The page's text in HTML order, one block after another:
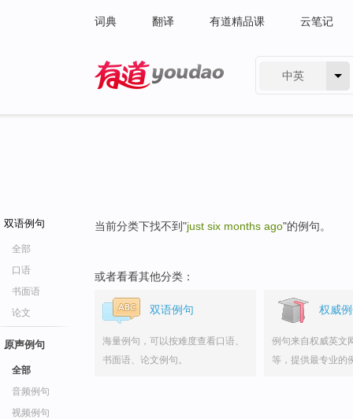
词典 翻译 有道精品课 云笔记
中英
双语例句
全部
口语
书面语
论文
原声例句
全部
音频例句
视频例句
当前分类下找不到"just six months ago"的例句。
或者看看其他分类：
双语例句
海量例句，可以按难度查看口语、
书面语、论文例句。
权威
例句来自权威英文
等，提供最专业的